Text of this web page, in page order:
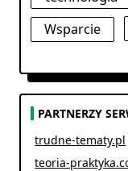
Wsparcie
PARTNERZY
trudne-tematy.pl
teoria-